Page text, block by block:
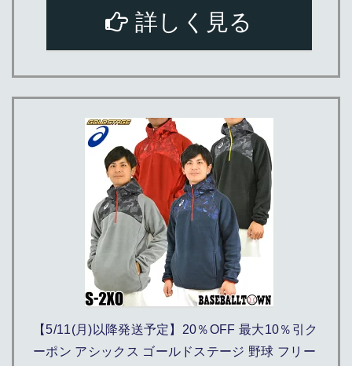
詳しく見る
【5/11(月)以降発送予定】20％OFF 最大10％引ク
ーポン アシックス ゴールドステージ 野球 フリー